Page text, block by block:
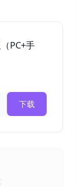
PC+手
下载